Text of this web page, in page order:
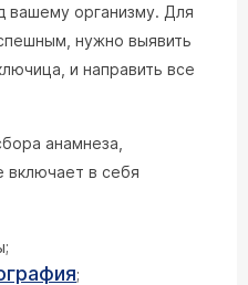
вашему организму. Для
нужно выявить
и направить все
анамнеза,
включает в себя
;